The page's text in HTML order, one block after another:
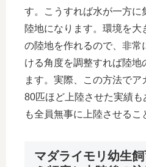
す。こうすれば水が一方に
陸地になります。環境を大
の陸地を作れるので、非常
ける角度を調整すれば陸
ます。実際、この方法で
80匹ほど上陸させた実績
も全員無事に上陸させるこ
マダライモリ幼生